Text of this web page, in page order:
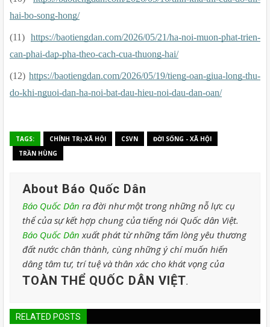
hai-bo-song-hong/
(11) https://baotiengdan.com/2026/05/21/ha-noi-muon-phat-trien-
can-phai-dap-pha-theo-cach-cua-thuong-hai/
(12) https://baotiengdan.com/2026/05/19/tieng-oan-giua-long-thu-
do-khi-nguoi-dan-ha-noi-bat-dau-hieu-noi-dau-dan-oan/
TAGS: CHÍNH TRỊ-XÃ HỘI CSVN
ĐỜI SỐNG - XÃ HỘI
TRẦN HÙNG
About Báo Quốc Dân
Báo Quốc Dân ra đời như một trong những nỗ lực cụ
thể của sự kết hợp chung của tiếng nói Quốc dân Việt.
Báo Quốc Dân xuất phát từ những tấm lòng yêu thương
đất nước chân thành, cùng những ý chí muốn hiến
dâng tâm tư, trí tuệ và thân xác cho khát vọng của
TOÀN THỂ QUỐC DÂN VIỆT.
RELATED POSTS